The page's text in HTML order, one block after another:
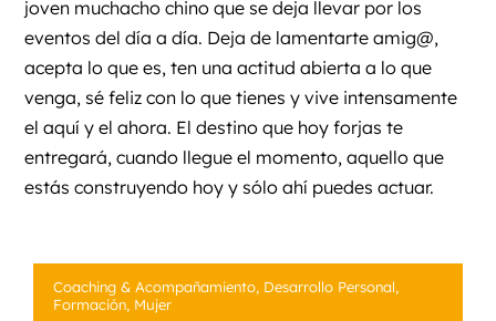
joven muchacho chino que se deja llevar por los
eventos del día a día. Deja de lamentarte amig@,
acepta lo que es, ten una actitud abierta a lo que
venga, sé feliz con lo que tienes y vive intensamente
el aquí y el ahora. El destino que hoy forjas te
entregará, cuando llegue el momento, aquello que
estás construyendo hoy y sólo ahí puedes actuar.
Coaching & Acompañamiento, Desarrollo Personal,
Formación, Mujer